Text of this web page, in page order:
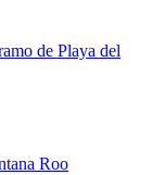
de Playa del
Roo